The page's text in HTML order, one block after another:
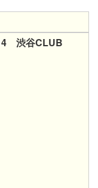
渋谷CLUB